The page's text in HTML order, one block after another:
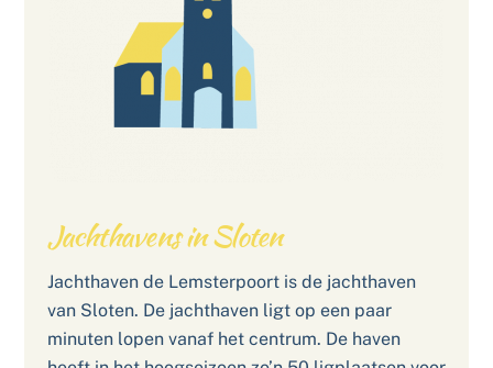
Jachthavens in Sloten
Jachthaven de Lemsterpoort is de jachthaven
van Sloten. De jachthaven ligt op een paar
minuten lopen vanaf het centrum. De haven